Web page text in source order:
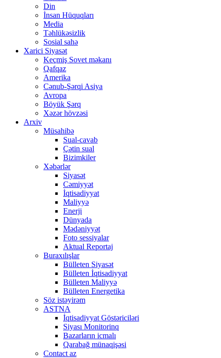
Din
İnsan Hüquqları
Media
Təhlükəsizlik
Sosial sahə
Xarici Siyasət
Keçmiş Sovet məkanı
Qafqaz
Amerika
Cənub-Şərqi Asiya
Avropa
Böyük Şərq
Xəzər hövzəsi
Arxiv
Müsahibə
Sual-cavab
Çətin sual
Bizimkiler
Xəbərlər
Siyasət
Cəmiyyət
İqtisadiyyat
Maliyyə
Enerji
Dünyada
Mədəniyyət
Foto sessiyalar
Aktual Reportaj
Buraxılışlar
Bülleten Siyasət
Bülleten İqtisadiyyat
Bülleten Maliyyə
Bülleten Energetika
Söz istəyirəm
ASTNA
İqtisadiyyat Göstəriciləri
Siyası Monitorinq
Bazarların icmalı
Qarabağ münaqişəsi
Contact az